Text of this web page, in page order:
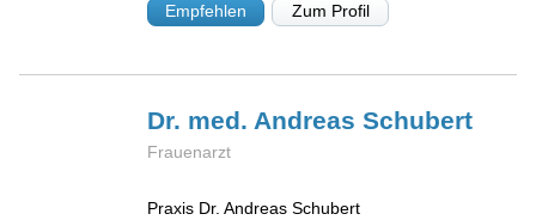
Empfehlen Zum Profil
Dr. med. AndreasSchubert
Frauenarzt
Praxis Dr. Andreas Schubert